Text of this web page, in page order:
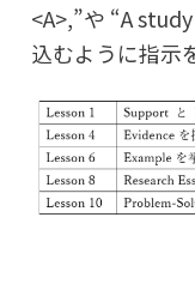
<A>,”や “A
込むように指示